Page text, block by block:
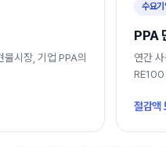
물시장, 기업 PPA의
수요
PPA
연간
RE100
절감액